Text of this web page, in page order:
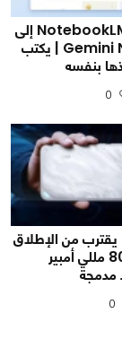
جوجل تغيّر NotebookLM إلى
Gemini Notebook | يكتب
بنفسه
0
Oppo K15 يقترب من الإطلاق
ببطارية 8000 مللي أمبير
مدمجة
0